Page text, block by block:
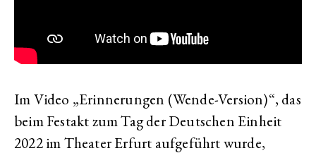
Im Video „Erinnerungen (Wende-Version)“, das
beim Festakt zum Tag der Deutschen Einheit
2022 im Theater Erfurt aufgeführt wurde,